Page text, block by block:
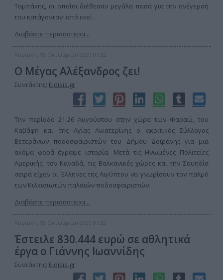
Ταμπάκης, οι οποίοι διέθεσαν μεγάλα ποσά για την ανέγερσή
του κατάγονταν από εκεί .
Διαβάστε περισσότερα...
Κυριακή, 18 Οκτωβρίου 2009 07:32
Ο Μέγας Αλέξανδρος ζει!
Συντάκτης: Eidisis.gr
Την περίοδο 21-26 Αυγούστου στην χώρα των Φαραώ, του
Καβάφη και της Αγίας Αικατερίνης ο ακριτικός Σύλλογος
Βετεράνων ποδοσφαιριστών του Δήμου Δοϊράνης για μια
ακόμα φορά έγραψε ιστορία. Μετά τις Ηνωμένες Πολιτείες
Αμερικής, τον Καναδά, τις Βαλκανικές χώρες και την Σουηδία
σειρά είχαν οι Έλληνες της Αιγύπτου να γνωρίσουν τον παλμό
των Κιλκισιωτών παλαιών ποδοσφαιριστών.
Διαβάστε περισσότερα...
Κυριακή, 18 Οκτωβρίου 2009 07:29
Έστειλε 830.444 ευρώ σε αθλητικά
έργα ο Γιάννης Ιωαννίδης
Συντάκτης: Eidisis.gr